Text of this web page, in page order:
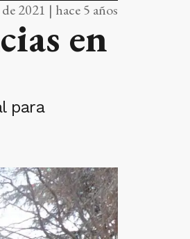
2021 | hace 5 años
en
para